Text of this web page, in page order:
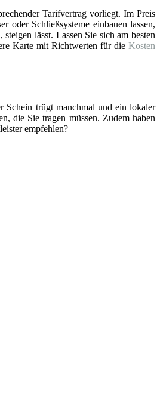
Tarifvertrag vorliegt. Im Preis
oder Schließsysteme einbauen lassen,
lässt. Lassen Sie sich am besten
Karte mit Richtwerten für die Kosten
Schein trügt manchmal und ein lokaler
die Sie tragen müssen. Zudem haben
empfehlen?